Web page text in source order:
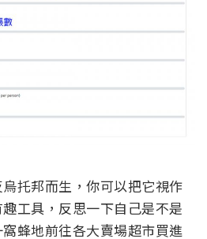
托邦而生，你可以把它視作
工具，反思一下自己是不是
蜂地前往各大賣場超市買進